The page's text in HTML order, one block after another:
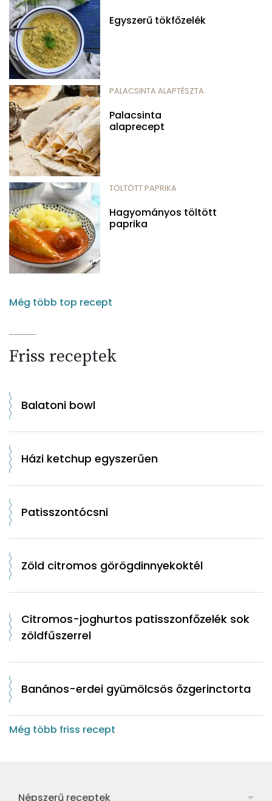
Egyszerű tökfőzelék
PALACSINTA ALAPTÉSZTA
Palacsinta
alaprecept
TÖLTÖTT PAPRIKA
Hagyományos töltött
paprika
Még több top recept
Friss receptek
Balatoni bowl
Házi ketchup egyszerűen
Patisszontócsni
Zöld citromos görögdinnyekoktél
Citromos-joghurtos patisszonfőzelék sok
zöldfűszerrel
Banános-erdei gyümölcsös őzgerinctorta
Még több friss recept
Népszerű receptek